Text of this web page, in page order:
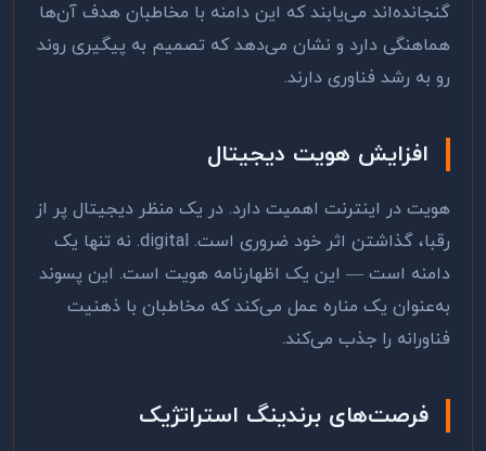
گنجانده‌اند می‌یابند که این دامنه با مخاطبان هدف آن‌ها
هماهنگی دارد و نشان می‌دهد که تصمیم به پیگیری روند
رو به رشد فناوری دارند.
افزایش هویت دیجیتال
هویت در اینترنت اهمیت دارد. در یک منظر دیجیتال پر از
رقبا، گذاشتن اثر خود ضروری است. .digital نه تنها یک
دامنه است — این یک اظهارنامه هویت است. این پسوند
به‌عنوان یک مناره عمل می‌کند که مخاطبان با ذهنیت
فناورانه را جذب می‌کند.
فرصت‌های برندینگ استراتژیک